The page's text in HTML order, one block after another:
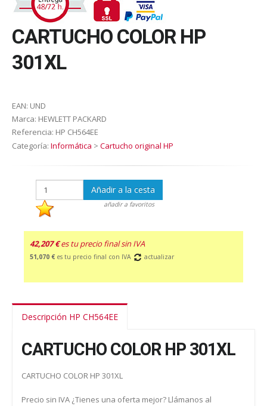
CARTUCHO COLOR HP
301XL
EAN: UND
Marca: HEWLETT PACKARD
Referencia: HP CH564EE
Categoría: Informática > Cartucho original HP
Añadir a la cesta
añadir a favoritos
42,207 € es tu precio final sin IVA
51,070 € es tu precio final con IVA actualizar
Descripción HP CH564EE
CARTUCHO COLOR HP 301XL
CARTUCHO COLOR HP 301XL
Precio sin IVA ¿Tienes una oferta mejor? Llámanos al